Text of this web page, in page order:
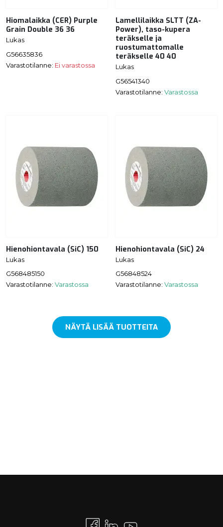
Hiomalaikka (CER) Purple
Grain Double 36 36
Lukas
G56635836
Varastotilanne: Ei varastossa
Lamellilaikka SLTT (ZA-
Power), taso-kupera
teräkselle ja
ruostumattomalle
teräkselle 40 40
Lukas
G56541340
Varastotilanne: Varastossa
Hienohiontavala (SiC) 150
Lukas
G568485150
Varastotilanne: Varastossa
Hienohiontavala (SiC) 24
Lukas
G56848524
Varastotilanne: Varastossa
NÄYTÄ LISÄÄ TUOTTEITA